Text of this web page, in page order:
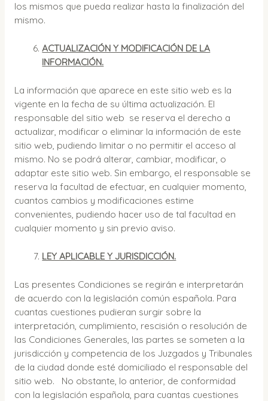
los mismos que pueda realizar hasta la finalización del
mismo.
ACTUALIZACIÓN Y MODIFICACIÓN DE LA
INFORMACIÓN.
La información que aparece en este sitio web es la
vigente en la fecha de su última actualización. El
responsable del sitio web se reserva el derecho a
actualizar, modificar o eliminar la información de este
sitio web, pudiendo limitar o no permitir el acceso al
mismo. No se podrá alterar, cambiar, modificar, o
adaptar este sitio web. Sin embargo, el responsable se
reserva la facultad de efectuar, en cualquier momento,
cuantos cambios y modificaciones estime
convenientes, pudiendo hacer uso de tal facultad en
cualquier momento y sin previo aviso.
LEY APLICABLE Y JURISDICCIÓN.
Las presentes Condiciones se regirán e interpretarán
de acuerdo con la legislación común española. Para
cuantas cuestiones pudieran surgir sobre la
interpretación, cumplimiento, rescisión o resolución de
las Condiciones Generales, las partes se someten a la
jurisdicción y competencia de los Juzgados y Tribunales
de la ciudad donde esté domiciliado el responsable del
sitio web. No obstante, lo anterior, de conformidad
con la legislación española, para cuantas cuestiones